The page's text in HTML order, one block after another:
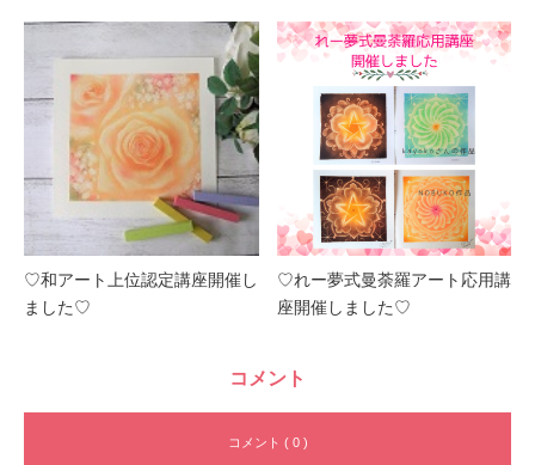
♡和アート上位認定講座開催し
ました♡
♡れー夢式曼荼羅アート応用講
座開催しました♡
コメント
コメント ( 0 )